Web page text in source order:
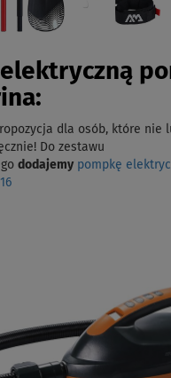
dla osób, które nie
Do zestawu
dodajemy pompkę